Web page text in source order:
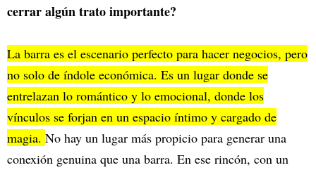
cerrar algún trato importante?
La barra es el escenario perfecto para hacer negocios, pero
no solo de índole económica. Es un lugar donde se
entrelazan lo romántico y lo emocional, donde los
vínculos se forjan en un espacio íntimo y cargado de
magia. No hay un lugar más propicio para generar una
conexión genuina que una barra. En ese rincón, con un